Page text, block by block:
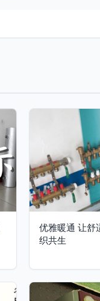
优雅暖通 让舒
织共生